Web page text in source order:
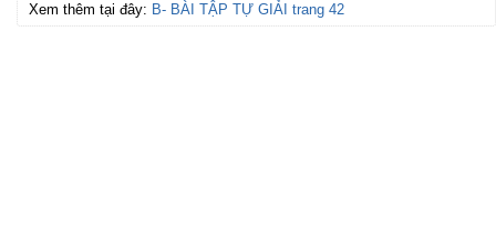
Xem thêm tại đây: B- BÀI TẬP TỰ GIẢI trang 42